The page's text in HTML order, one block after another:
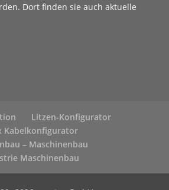
Dort finden sie auch aktuelle
Litzen-Konfigurator
Kabelkonfigurator
– Maschinenbau
Maschinenbau